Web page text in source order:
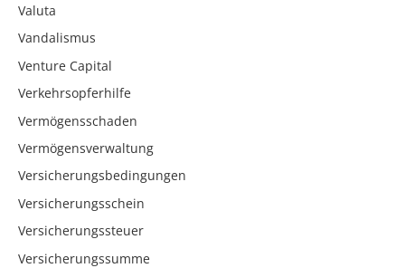
Valuta
Vandalismus
Venture Capital
Verkehrsopferhilfe
Vermögensschaden
Vermögensverwaltung
Versicherungsbedingungen
Versicherungsschein
Versicherungssteuer
Versicherungssumme